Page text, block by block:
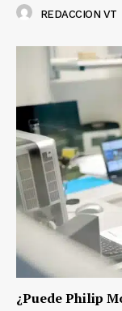
REDACCION VT
¿Puede Philip